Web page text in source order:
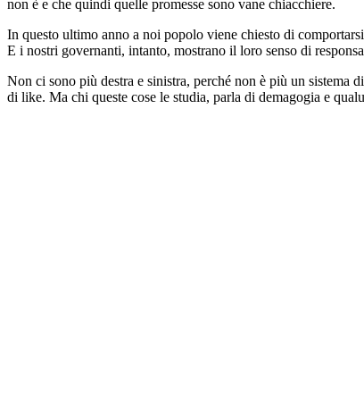
non è e che quindi quelle promesse sono vane chiacchiere.
In questo ultimo anno a noi popolo viene chiesto di
E i nostri governanti, intanto, mostrano il loro senso di
Non ci sono più destra e sinistra, perché non è più un sistema
di like. Ma chi queste cose le studia, parla di demagogia e